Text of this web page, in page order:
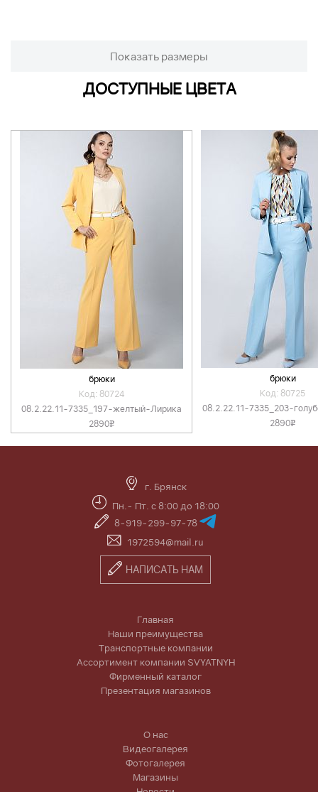
Показать размеры
ДОСТУПНЫЕ ЦВЕТА
брюки
Код: 80724
08.2.22.11-7335_197-желтый-Лирика
2890v
брюки
Код: 80725
08.2.22.11-7335_203-
2890v
г. Брянск
Пн.- Пт. с 8:00 до 18:00
8-919-299-97-78
1972594@mail.ru
НАПИСАТЬ НАМ
Главная
Наши преимущества
Транспортные компании
Ассортимент компании SVYATNYH
Фирменный каталог
Презентация магазинов
О нас
Видеогалерея
Фотогалерея
Магазины